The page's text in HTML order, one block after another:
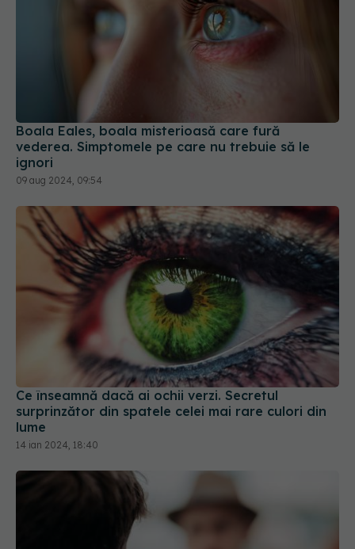
Boala Eales, boala misterioasă care fură
vederea. Simptomele pe care nu trebuie să le
ignori
09 aug 2024, 09:54
Ce înseamnă dacă ai ochii verzi. Secretul
surprinzător din spatele celei mai rare culori din
lume
14 ian 2024, 18:40